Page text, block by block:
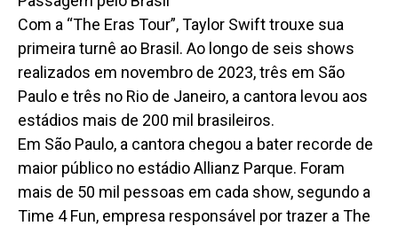
Com a “The Eras Tour”, Taylor Swift trouxe sua
primeira turnê ao Brasil. Ao longo de seis shows
realizados em novembro de 2023, três em São
Paulo e três no Rio de Janeiro, a cantora levou aos
estádios mais de 200 mil brasileiros.
Em São Paulo, a cantora chegou a bater recorde de
maior público no estádio Allianz Parque. Foram
mais de 50 mil pessoas em cada show, segundo a
Time 4 Fun, empresa responsável por trazer a The